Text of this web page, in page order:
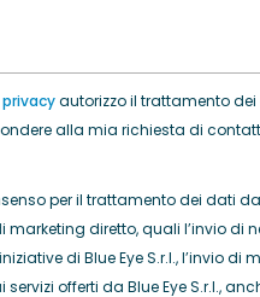
autorizzo il trattamento
alla mia richiesta di
per il trattamento dei dati da
diretto, quali l’invio di
di Blue Eye S.r.l., l’invio di
offerti da Blue Eye S.r.l.,